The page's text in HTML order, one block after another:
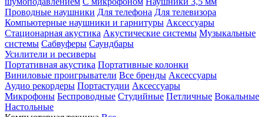
Проводные наушники Для телефона Для телевизора
Компьютерные наушники и гарнитуры Аксессуары
Стационарная акустика Акустические системы Музыкальные
системы Сабвуферы Саундбары
Усилители и ресиверы
Портативная акустика Портативные колонки
Виниловые проигрыватели Все бренды Аксессуары
Аудио рекордеры Портастудии Аксессуары
Микрофоны Беспроводные Студийные Петличные Вокальные
Настольные